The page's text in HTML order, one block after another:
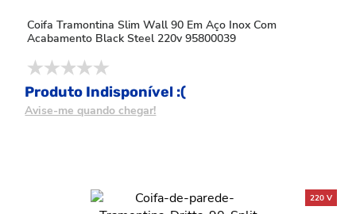
Coifa Tramontina Slim Wall 90 Em Aço Inox Com
Acabamento Black Steel 220v 95800039
Produto Indisponível :(
Avise-me quando chegar!